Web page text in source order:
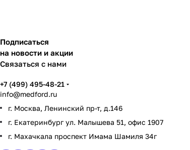
Подписаться
на новости и акции
Связаться с нами
+7 (499) 495-48-21
info@medford.ru
г. Москва, Ленинский пр-т, д.146
г. Екатеринбург ул. Малышева 51, офис 1907
г. Махачкала проспект Имама Шамиля 34г